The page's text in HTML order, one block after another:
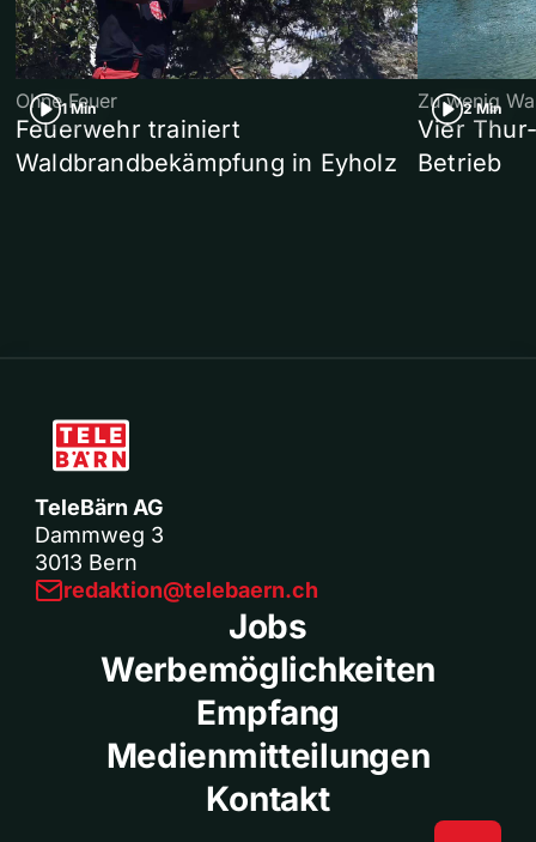
1 Min
Ohne Feuer
Feuerwehr trainiert
Waldbrandbekämpfung in Eyholz
2 Min
Zu wenig
Vier
Betrieb
TeleBärn AG
Dammweg 3
3013 Bern
redaktion@telebaern.ch
Jobs
Werbemöglichkeiten
Empfang
Medienmitteilungen
Kontakt